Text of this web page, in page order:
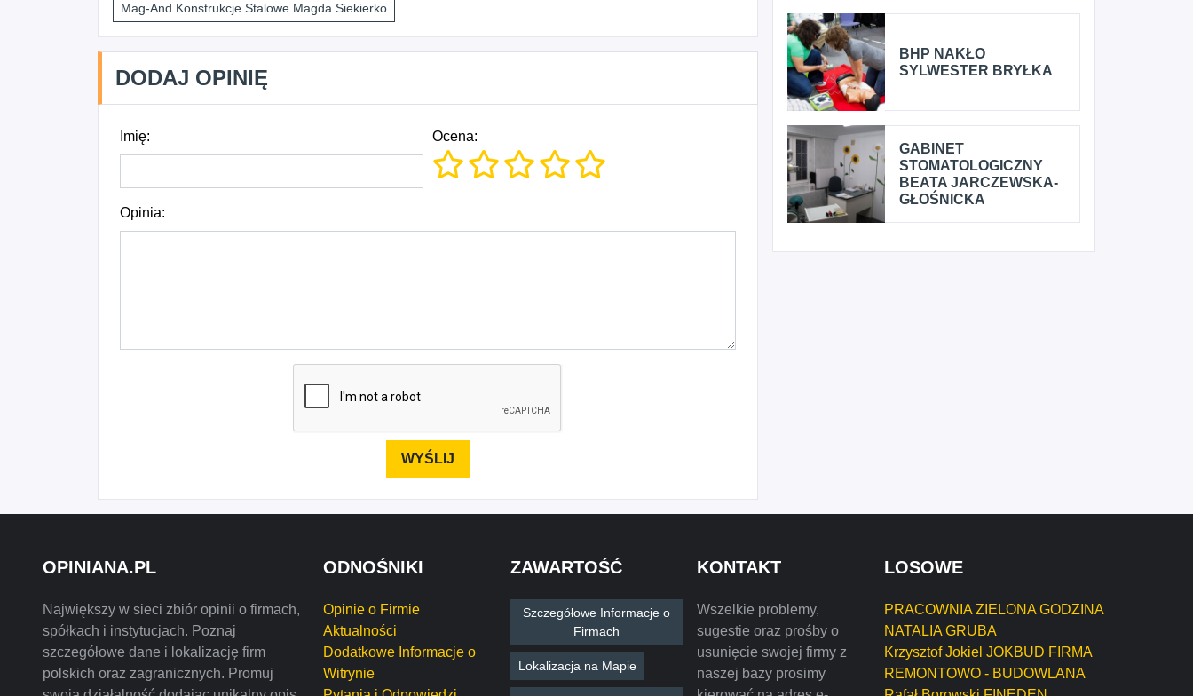
Mag-And Konstrukcje Stalowe Magda Siekierko
DODAJ OPINIĘ
Imię: Ocena:
Opinia:
BHP NAKŁO
SYLWESTER BRYŁKA
GABINET
STOMATOLOGICZNY
BEATA JARCZEWSKA-
GŁOŚNICKA
OPINIANA.PL
Największy w sieci zbiór opinii o firmach,
spółkach i instytucjach. Poznaj
szczegółowe dane i lokalizację firm
polskich oraz zagranicznych. Promuj
ODNOŚNIKI
Opinie o Firmie
Aktualności
Dodatkowe Informacje o
Witrynie
ZAWARTOŚĆ
Szczegółowe Informacje o
Firmach
Lokalizacja na Mapie
KONTAKT
Wszelkie problemy,
sugestie oraz prośby o
usunięcie swojej firmy z
naszej bazy prosimy
LOSOWE
PRACOWNIA ZIELONA GODZINA
NATALIA GRUBA
Krzysztof Jokiel JOKBUD FIRMA
REMONTOWO - BUDOWLANA